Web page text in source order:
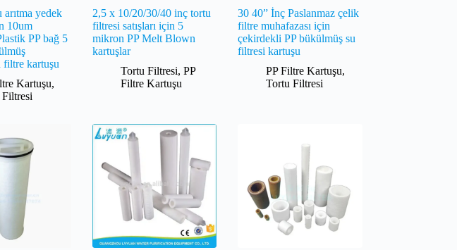
arıtma yedek
10um
PP bağ 5
kartuşu
Kartuşu,
2,5 x 10/20/30/40 inç tortu
filtresi satışları için 5
mikron PP Melt Blown
kartuşlar
Tortu Filtresi,PP
Filtre Kartuşu
30 40” İnç Paslanmaz çelik
filtre muhafazası için
çekirdekli PP bükülmüş su
filtresi kartuşu
PP Filtre Kartuşu,
Tortu Filtresi